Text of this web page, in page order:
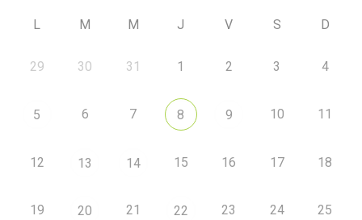
L M M J V S D
29 30 31 1 2 3 4
5 6 7 8 9 10 11
12 13 14 15 16 17 18
19 20 21 22 23 24 25